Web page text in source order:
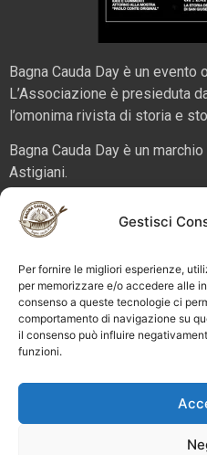
Gestisci
Per fornire le migliori esperienze,
per memorizzare e/o accedere alle
consenso a queste tecnologie ci
comportamento di navigazione su
il consenso può influire
funzioni.
Bagna Cauda Day è un evento
L’Associazione è presieduta
l’omonima rivista di storia e
Bagna Cauda Day è un
Astigiani.
La nostra sede è in via San
14100 – Asti. Tel. 324
Supplemento al numero 52 di
Tribunale di Asti n. 4 del
Miravalle.
Bagna Cauda Day © 2025
gestione consensi